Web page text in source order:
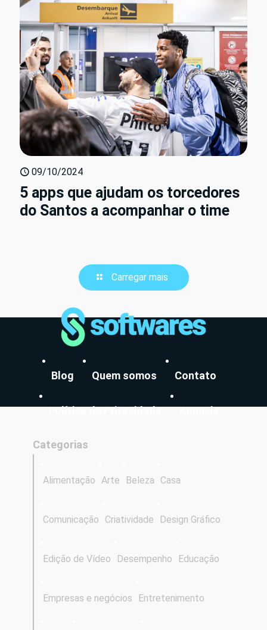
09/10/2024
5 apps que ajudam os torcedores
do Santos a acompanhar o time
Carregar mais
Blog Quem somos Contato
Política de Privacidade Anuncie
Categorias
Alimentação Arte Beleza Casa
Comunicação Criatividade Design Gráfico
Edição de Vídeo Desempenho Educação
Empresas e negócios Entretenimento